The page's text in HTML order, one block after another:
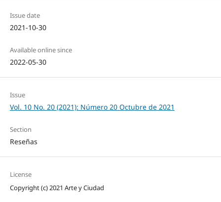
Issue date
2021-10-30
Available online since
2022-05-30
Issue
Vol. 10 No. 20 (2021): Número 20 Octubre de 2021
Section
Reseñas
License
Copyright (c) 2021 Arte y Ciudad